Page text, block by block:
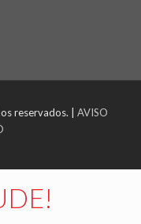
reservados. | AVISO